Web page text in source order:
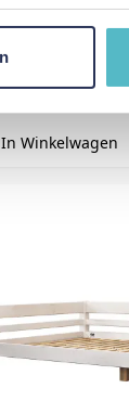
White
prijs
prijs
In Winkelwagen